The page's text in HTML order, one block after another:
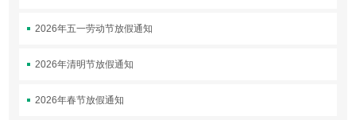
2026年五一劳动节放假通知
2026年清明节放假通知
2026年春节放假通知